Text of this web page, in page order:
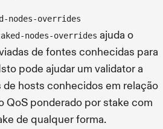
nodes-overrides
nodes-overrides ajuda o
de fontes conhecidas para
pode ajudar um validator a
hosts conhecidos em relação
QoS ponderado por stake com
de qualquer forma.